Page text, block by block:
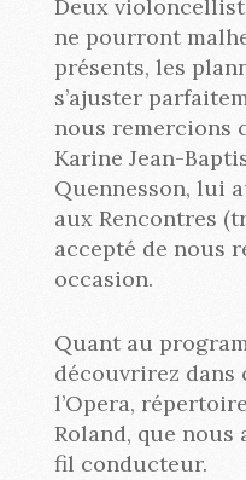
Deux
ne pourront
présents, les
s’ajuster
nous remercions
Karine Jean-
Quennesson, lui
aux Rencontres
accepté de nous
occasion.
Quant au
découvrirez dans
l’Opera,
Roland, que nous
fil conducteur.